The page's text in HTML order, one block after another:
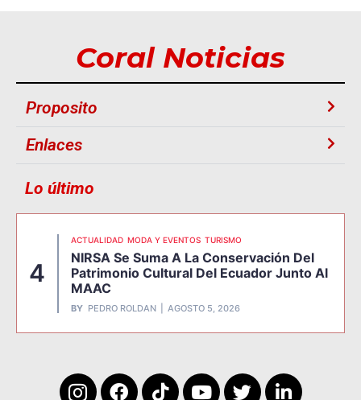
Coral Noticias
Proposito
Enlaces
Lo último
4
ACTUALIDAD MODA Y EVENTOS TURISMO
NIRSA Se Suma A La Conservación Del
Patrimonio Cultural Del Ecuador Junto Al
MAAC
BY PEDRO ROLDAN AGOSTO 5, 2026